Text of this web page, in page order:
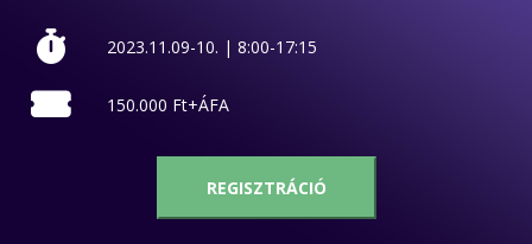
2023.11.09-10. | 8:00-17:15
150.000 Ft+ÁFA
REGISZTRÁCIÓ